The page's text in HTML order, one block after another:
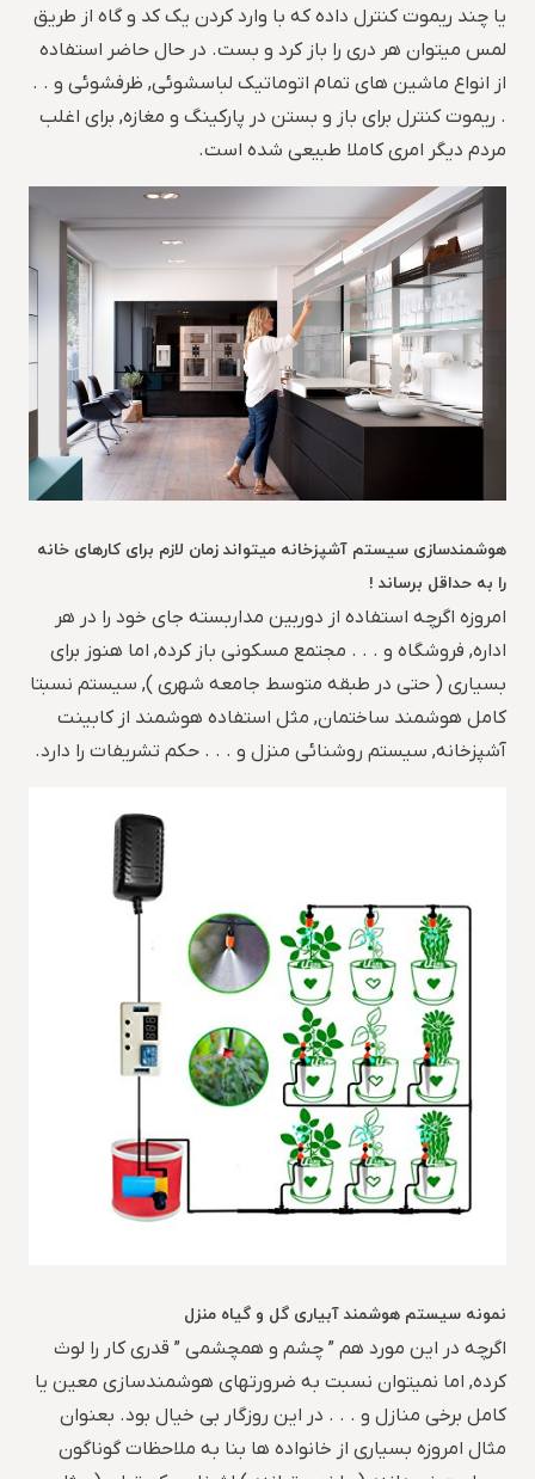
یا چند ریموت کنترل داده که با وارد کردن یک کد و گاه از طریق
لمس میتوان هر دری را باز کرد و بست. در حال حاضر استفاده
از انواع ماشین های تمام اتوماتیک لباسشوئی, ظرفشوئی و . .
. ریموت کنترل برای باز و بستن در پارکینگ و مغازه, برای اغلب
مردم دیگر امری کاملا طبیعی شده است.
هوشمندسازی سیستم آشپزخانه میتواند زمان لازم برای کارهای خانه
را به حداقل برساند !
امروزه اگرچه استفاده از دوربین مداربسته جای خود را در هر
اداره, فروشگاه و . . . مجتمع مسکونی باز کرده, اما هنوز برای
بسیاری ( حتی در طبقه متوسط جامعه شهری ), سیستم نسبتا
کامل هوشمند ساختمان, مثل استفاده هوشمند از کابینت
آشپزخانه, سیستم روشنائی منزل و . . . حکم تشریفات را دارد.
نمونه سیستم هوشمند آبیاری گل و گیاه منزل
اگرچه در این مورد هم ” چشم و همچشمی ” قدری کار را لوث
کرده, اما نمیتوان نسبت به ضرورتهای هوشمندسازی معین یا
کامل برخی منازل و . . . در این روزگار بی خیال بود. بعنوان
مثال امروزه بسیاری از خانواده ها بنا به ملاحظات گوناگون